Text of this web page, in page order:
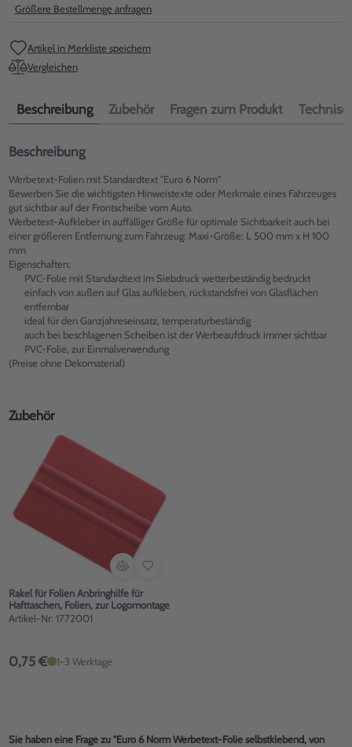
Größere Bestellmenge anfragen
Artikel in Merkliste speichern
Vergleichen
Beschreibung Zubehör Fragen zum Produkt
Beschreibung
Werbetext-Folien mit Standardtext "Euro 6 Norm"
Bewerben Sie die wichtigsten Hinweistexte oder Merkmale eines Fahrzeuges
gut sichtbar auf der Frontscheibe vom Auto.
Werbetext-Aufkleber in auffälliger Größe für optimale Sichtbarkeit auch bei
einer größeren Entfernung zum Fahrzeug: Maxi-Größe: L 500 mm x H 100
mm
Eigenschaften:
PVC-Folie mit Standardtext im Siebdruck wetterbeständig bedruckt
einfach von außen auf Glas aufkleben, rückstandsfrei von Glasflächen
entfernbar
ideal für den Ganzjahreseinsatz, temperaturbeständig
auch bei beschlagenen Scheiben ist der Werbeaufdruck immer sichtbar
PVC-Folie, zur Einmalverwendung
(Preise ohne Dekomaterial)
Zubehör
Rakel für Folien Anbringhilfe für
Hafttaschen, Folien, zur Logomontage
Artikel-Nr: 1772001
0,75 € 1-3 Werktage
Sie haben eine Frage zu "Euro 6 Norm Werbetext-Folie selbstklebend, von